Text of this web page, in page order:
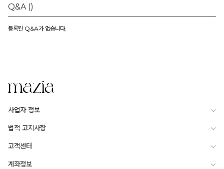
Q&A ()
등록된 Q&A가 없습니다.
사업자 정보
법적 고지사항
고객센터
계좌정보